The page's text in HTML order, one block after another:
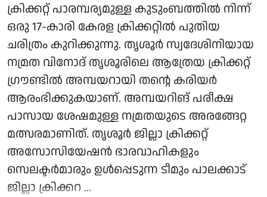
ക്രിക്കറ്റ് പാരമ്പര്യമുള്ള കുടുംബത്തില്‍ നിന്ന്
ഒരു 17-കാരി കേരള ക്രിക്കറ്റില്‍ പുതിയ
ചരിത്രം കുറിക്കുന്നു. തൃശൂര്‍ സ്വദേശിനിയായ
നമ്രത വിനോദ് തൃശൂരിലെ ആത്രേയ ക്രിക്കറ്റ്
ഗ്രൗണ്ടില്‍ അമ്പയറായി തന്റെ കരിയര്‍
ആരംഭിക്കുകയാണ്. അമ്പയറിങ് പരീക്ഷ
പാസായ ശേഷമുള്ള നമ്രതയുടെ അരങ്ങേറ്റ
മത്സരമാണിത്. തൃശൂര്‍ ജില്ലാ ക്രിക്കറ്റ്
അസോസിയേഷന്‍ ഭാരവാഹികളും
സെലക്ടര്‍മാരും ഉൾപ്പെടുന്ന ടീമും പാലക്കാട്
ജില്ലാ ക്രിക്കറ ...